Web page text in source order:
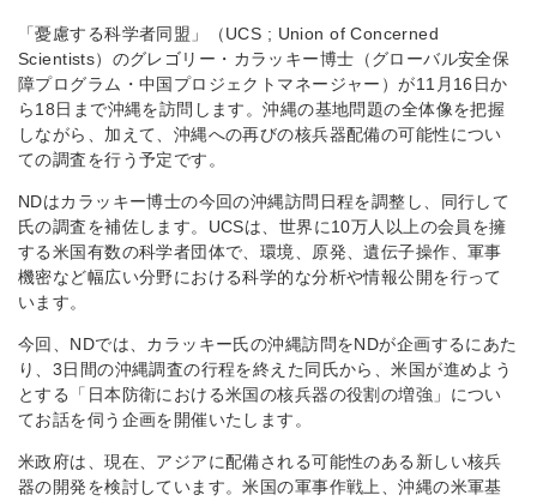
「憂慮する科学者同盟」（UCS ; Union of Concerned
Scientists）のグレゴリー・カラッキー博士（グローバル安全保
障プログラム・中国プロジェクトマネージャー）が11月16日か
ら18日まで沖縄を訪問します。沖縄の基地問題の全体像を把握
しながら、加えて、沖縄への再びの核兵器配備の可能性につい
ての調査を行う予定です。
NDはカラッキー博士の今回の沖縄訪問日程を調整し、同行して
氏の調査を補佐します。UCSは、世界に10万人以上の会員を擁
する米国有数の科学者団体で、環境、原発、遺伝子操作、軍事
機密など幅広い分野における科学的な分析や情報公開を行って
います。
今回、NDでは、カラッキー氏の沖縄訪問をNDが企画するにあた
り、3日間の沖縄調査の行程を終えた同氏から、米国が進めよう
とする「日本防衛における米国の核兵器の役割の増強」につい
てお話を伺う企画を開催いたします。
米政府は、現在、アジアに配備される可能性のある新しい核兵
器の開発を検討しています。米国の軍事作戦上、沖縄の米軍基